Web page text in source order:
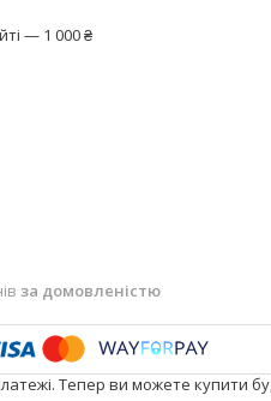
— 1 000 ₴
за домовленістю
Тепер ви можете купити